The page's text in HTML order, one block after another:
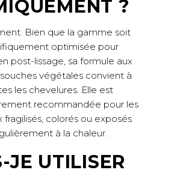
?
Bien que la gamme soit
optimisée pour
post-lissage, sa formule aux
végétales convient à
les chevelures. Elle est
recommandée pour les
fragilisés, colorés ou exposés
à la chaleur.
JE UTILISER